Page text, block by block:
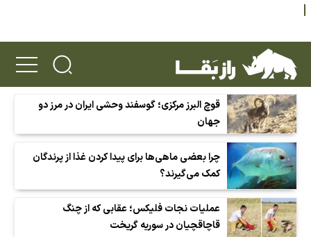
قوچ البرز مرکزی؛ گوسفند وحشی ایران در مرز دو
جهان
چرا بعضی ماهی‌ها برای پیدا کردن غذا از پرندگان
کمک می‌گیرند؟
عملیات نجات فلیکس؛ عقابی که از چنگ
قاچاقچیان در سوریه گریخت